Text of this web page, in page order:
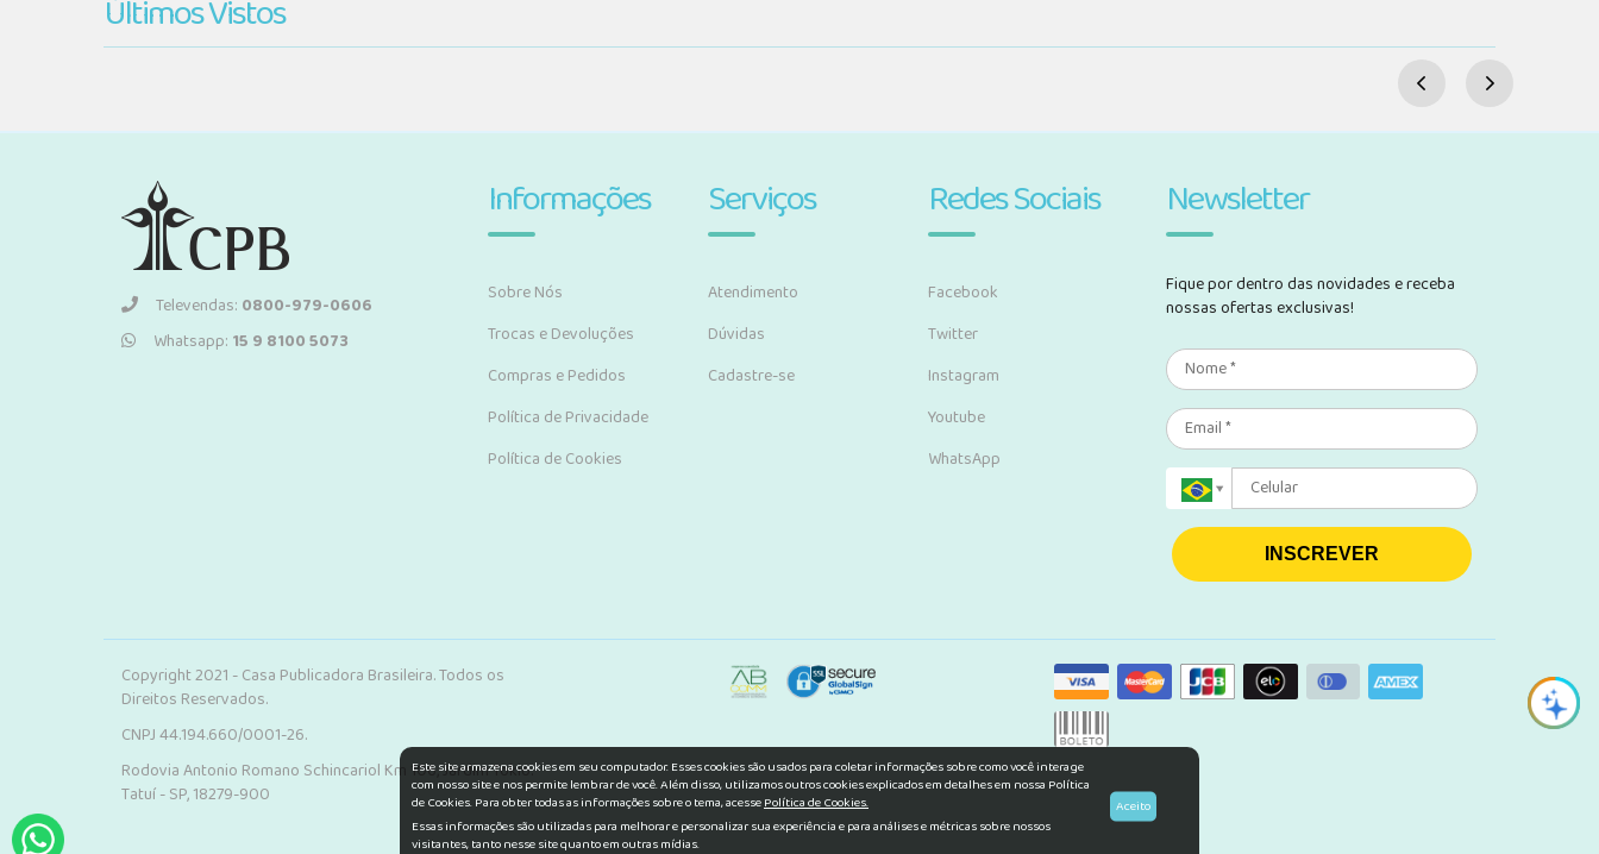
Últimos Vistos
Televendas: 0800-979-0606
Whatsapp: 15 9 8100 5073
Informações
Sobre Nós
Trocas e Devoluções
Compras e Pedidos
Política de Privacidade
Política de Cookies
Serviços
Atendimento
Dúvidas
Cadastre-se
Redes Sociais
Facebook
Twitter
Instagram
Youtube
WhatsApp
Newsletter
Fique por dentro das novidades e receba
nossas ofertas exclusivas!
INSCREVER
Copyright 2021 - Casa Publicadora Brasileira. Todos os
Direitos Reservados.
CNPJ 44.194.660/0001-26.
Rodovia Antonio Romano Schincariol Km 106, Jardim Tokio.
Tatuí - SP, 18279-900
Este site armazena cookies em seu computador. Esses cookies são usados para coletar informações sobre como você interage
com nosso site e nos permite lembrar de você. Além disso, utilizamos outros cookies explicados em detalhes em nossa Política
de Cookies. Para obter todas as informações sobre o tema, acessePolítica de Cookies.
Essas informações são utilizadas para melhorar e personalizar sua experiência e para análises e métricas sobre nossos
visitantes, tanto nesse site quanto em outras mídias.
Aceito